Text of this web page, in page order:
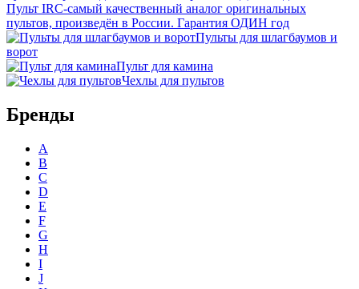
Пульт IRC-самый качественный аналог оригинальных
пультов, произведён в России. Гарантия ОДИН год
Пульты для шлагбаумов и
ворот
Пульт для камина
Чехлы для пультов
Бренды
A
B
C
D
E
F
G
H
I
J